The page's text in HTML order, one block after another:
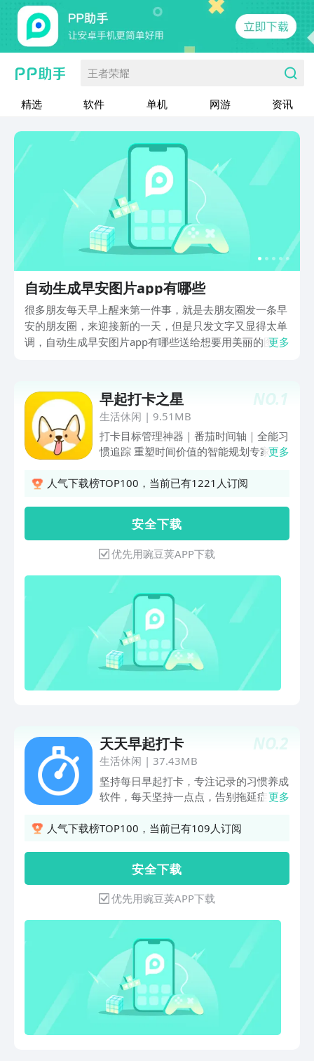
王者荣耀
精选 软件 单机 网游 资讯
自动生成早安图片app有哪些
很多朋友每天早上醒来第一件事，就是去朋友圈发一条早
安的朋友圈，来迎接新的一天，但是只发文字又显得太单
调，自动生成早安图片app有哪些送给想要用美丽的图片
看吧！
更多
NO.1
早起打卡之星
生活休闲 | 9.51MB
打卡目标管理神器｜番茄时间轴｜全能习
惯追踪 重塑时间价值的智能规划专家！
注重长期目标，作为多场景习惯养成引
个坚持都有迹可循！ 【核心功能矩阵】
全周期打卡生态系统 - 时间轴+打卡日历
双视图，成就可视化 - 支持同一任务多时
段循环打卡 - 支持多年计划习惯 沉浸式
专注工场 - 内置番茄钟工作法（25+5经
典模式） 深度定制计划 - 定制内容，包
含打卡名称、打卡次数、打卡图标等，用
户可自定义图标 可以用于目标管理、任
务记录、事件记录、备忘录、工作计划
等，长期使用让时间规划更有条理。
更多
人气下载榜TOP100，当前已有1221人订阅
安 全 下 载
优先用豌豆荚APP下载
NO.2
天天早起打卡
生活休闲 | 37.43MB
坚持每日早起打卡，专注记录的习惯养成
软件，每天坚持一点点，告别拖延症，培
起打卡】每日5点到8点打卡，养成早起
历】日历展示你往日打卡记录，统计累计
打卡，连续打卡天数【计划】自定义计
划，如早起，学习，运动，看书，看电影
等，可以选择计划运行周期，提醒时间，
计划的模式（专注，打卡）;每个计划都
有对应的自身打卡日历，打卡统计，打卡
日志等；还有所有的计划数据统计，分为
周，月，年三种，每种都精致的统计展示
了打卡情况，打卡日志，打卡日历，总览
数据，满足了大量的计划需求；【发现】
发现功能精彩功能，包含大转盘小决定，
转一转帮您做决定；抛硬币，猜正反；找
更多
人气下载榜TOP100，当前已有109人订阅
安 全 下 载
优先用豌豆荚APP下载